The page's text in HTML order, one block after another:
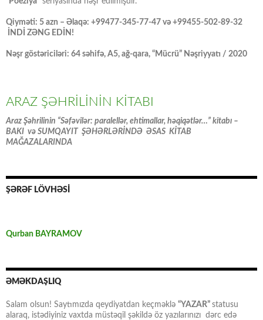
Qiyməti: 5 azn – Əlaqə: +99477-345-77-47 və +99455-502-89-32
İNDİ ZƏNG EDİN!
Nəşr göstəriciləri: 64 səhifə, A5, ağ-qara, “Mücrü” Nəşriyyatı / 2020
ARAZ ŞƏHRİLİNİN KİTABI
Araz Şəhrilinin “Səfəvilər: paralellər, ehtimallar, həqiqətlər…” kitabı –
BAKI və SUMQAYIT ŞƏHƏRLƏRİNDƏ ƏSAS KİTAB
MAĞAZALARINDA
ŞƏRƏF LÖVHƏSİ
Qurban BAYRAMOV
ƏMƏKDAŞLIQ
Salam olsun! Saytımızda qeydiyatdan keçməklə “YAZAR” statusu
alaraq, istədiyiniz vaxtda müstəqil şəkildə öz yazılarınızı dərc edə